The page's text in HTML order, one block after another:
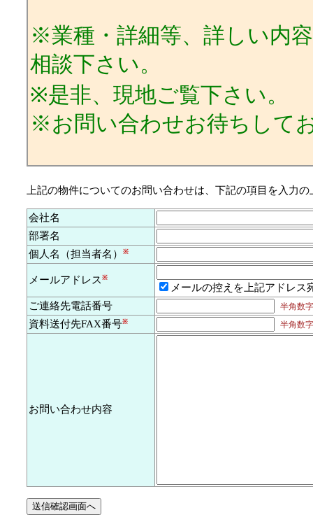
※業種・詳細等、詳しい内
相談下さい。
※是非、現地ご覧下さい。
※お問い合わせお待ちして
上記の物件についてのお問い合わせは、下記の項目を入力
会社名
部署名
個人名（担当者名）
※
メールアドレス ※
メールの控えを上記アドレス
ご連絡先電話番号
半角数
資料送付先FAX番号※ 半角数
お問い合わせ内容